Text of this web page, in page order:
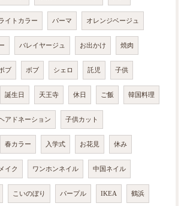
イトカラー パーマ オレンジベージュ
バレイヤージュ お出かけ 焼肉
ブ ボブ シェロ 託児 子供
誕生日 天王寺 休日 ご飯 韓国料理
アドネーション 子供カット
春カラー 入学式 お花見 休み
イク ワンホンネイル 中国ネイル
こいのぼり パープル IKEA 鶴浜